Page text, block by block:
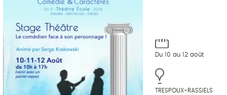
Du 10 au 12 août
TRESPOUX-RASSIELS